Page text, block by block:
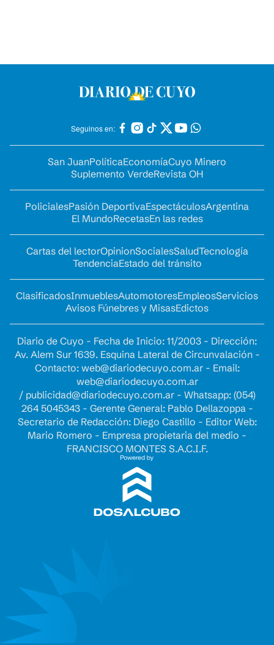
Seguinos en:
San JuanPolíticaEconomíaCuyo Minero
Suplemento VerdeRevista OH
PolicialesPasión DeportivaEspectáculosArgentina
El MundoRecetasEn las redes
Cartas del lectorOpinionSocialesSaludTecnología
TendenciaEstado del tránsito
ClasificadosInmueblesAutomotoresEmpleosServicios
Avisos Fúnebres y MisasEdictos
Diario de Cuyo - Fecha de Inicio: 11/2003 - Dirección:
Av. Alem Sur 1639. Esquina Lateral de Circunvalación -
Contacto: web@diariodecuyo.com.ar- Email:
web@diariodecuyo.com.ar
/ publicidad@diariodecuyo.com.ar- Whatsapp: (054)
264 5045343 - Gerente General: Pablo Dellazoppa -
Secretario de Redacción: Diego Castillo - Editor Web:
Mario Romero - Empresa propietaria del medio -
FRANCISCO MONTES S.A.C.I.F.